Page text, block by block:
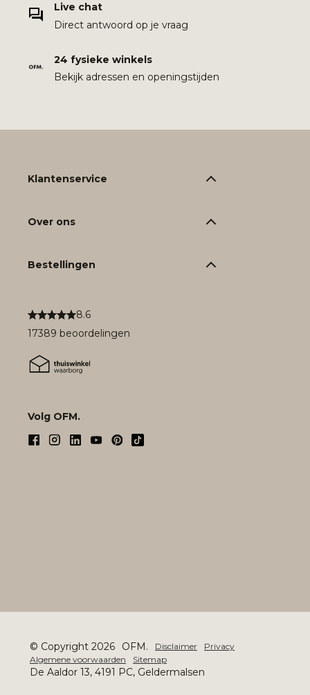
Live chat
Direct antwoord op je vraag
24 fysieke winkels
Bekijk adressen en openingstijden
8.6
17389 beoordelingen
Volg OFM.
Klantenservice
Over ons
Bestellingen
© Copyright 2026 OFM. Disclaimer
Privacy
Algemene voorwaarden
Sitemap
De Aaldor 13, 4191 PC, Geldermalsen